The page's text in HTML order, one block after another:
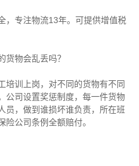
，专注物流13年。可提供增值税
货物会乱丢吗？
培训上岗，对不同的货物有不同
公司设置奖惩制度，每一件货物
员，做到谁损坏谁负责，所在班
公司条例全额赔付。